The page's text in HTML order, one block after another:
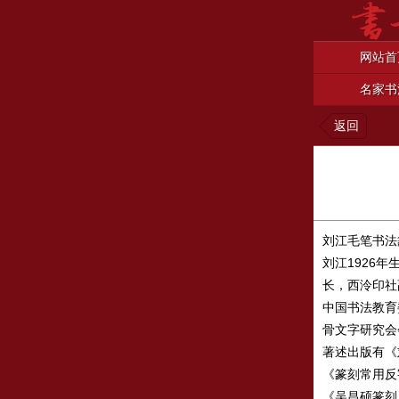
网站
名家
返回
刘江毛笔书
刘江1926年
长，西泠印
中国书法教
骨文字研究
著述出版有
《篆刻常用